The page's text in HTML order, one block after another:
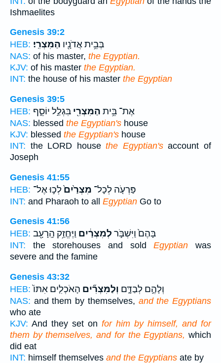
Ishmaelites
Genesis 39:2
HEB:
בְּבֵ֥ית אֲדֹנָ֖יו הַמִּצְרִֽי׃
NAS: of his master, the Egyptian.
KJV: of his master the Egyptian.
INT: the house of his master the Egyptian
Genesis 39:5
HEB:
אֶת־ בֵּ֥ית הַמִּצְרִ֖י בִּגְלַ֣ל יוֹסֵ֑ף
NAS: blessed the Egyptian's house
KJV: blessed the Egyptian's house
INT: the LORD housethe Egyptian'saccount of
Joseph
Genesis 41:55
HEB:
פַּרְעֹ֤ה לְכָל־ מִצְרַ֙יִם֙לְכ֣וּ אֶל־
INT: and Pharaoh to all Egyptian Go to
Genesis 41:56
HEB:
בָּהֶם֙ וַיִּשְׁבֹּ֣ר לְמִצְרַ֔יִם וַיֶּחֱזַ֥ק הָֽרָעָ֖ב
INT: the storehouses and soldEgyptian was
severe and the famine
Genesis 43:32
HEB:
וְלָהֶ֣ם לְבַדָּ֑ם וְלַמִּצְרִ֞ים הָאֹכְלִ֤ים אִתּוֹ֙
NAS: and them by themselves, and the Egyptians
who ate
KJV: And they set on for him by himself, and for
them by themselves, and for the Egyptians, which
did eat
INT: himself themselves and the Egyptians ate by